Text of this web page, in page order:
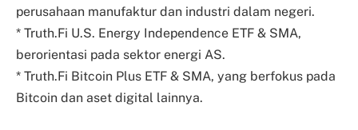
perusahaan manufaktur dan industri dalam negeri.
* Truth.Fi U.S. Energy Independence ETF & SMA,
berorientasi pada sektor energi AS.
* Truth.Fi Bitcoin Plus ETF & SMA, yang berfokus pada
Bitcoin dan aset digital lainnya.